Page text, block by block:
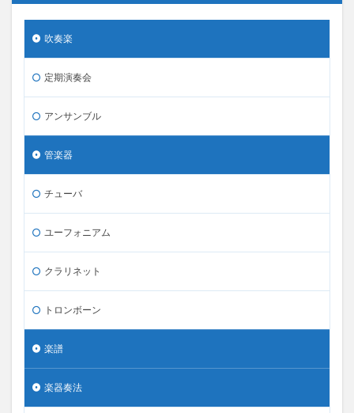
吹奏楽
定期演奏会
アンサンブル
管楽器
チューバ
ユーフォニアム
クラリネット
トロンボーン
楽譜
楽器奏法